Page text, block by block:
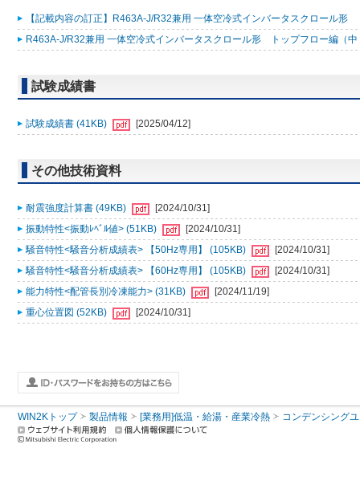
【記載内容の訂正】R463A-J/R32兼用 一体空冷式インバータスクロール
R463A-J/R32兼用 一体空冷式インバータスクロール形 トップフロー編（
試験成績書
試験成績書 (41KB) [2025/04/12]
その他技術資料
耐震強度計算書 (49KB)
[2024/10/31]
振動特性<振動ﾚﾍﾞﾙ値> (51KB)
[2024/10/31]
騒音特性<騒音分析成績表> 【50Hz専用】 (105KB)
[2024/10/31]
騒音特性<騒音分析成績表> 【60Hz専用】 (105KB)
[2024/10/31]
能力特性<配管長別冷凍能力> (31KB)
[2024/11/19]
重心位置図 (52KB)
[2024/10/31]
WIN2Kトップ 製品情報 [業務用]低温・給湯・産業冷熱 コンデンシング